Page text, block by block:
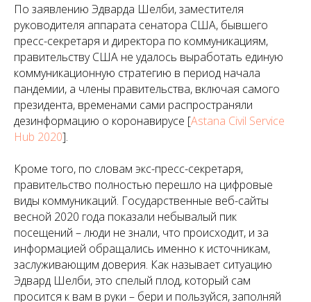
По заявлению Эдварда Шелби, заместителя
руководителя аппарата сенатора США, бывшего
пресс-секретаря и директора по коммуникациям,
правительству США не удалось выработать единую
коммуникационную стратегию в период начала
пандемии, а члены правительства, включая самого
президента, временами сами распространяли
дезинформацию о коронавирусе [Astana Civil Service
Hub 2020].
Кроме того, по словам экс-пресс-секретаря,
правительство полностью перешло на цифровые
виды коммуникаций. Государственные веб-сайты
весной 2020 года показали небывалый пик
посещений – люди не знали, что происходит, и за
информацией обращались именно к источникам,
заслуживающим доверия. Как называет ситуацию
Эдвард Шелби, это спелый плод, который сам
просится к вам в руки – бери и пользуйся, заполняй